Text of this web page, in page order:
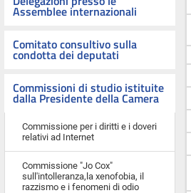
Assemblee internazionali
Comitato consultivo sulla
condotta dei deputati
Commissioni di studio istituite
dalla Presidente della Camera
Commissione per i diritti e i doveri
relativi ad Internet
Commissione "Jo Cox"
sull'intolleranza,la xenofobia, il
razzismo e i fenomeni di odio